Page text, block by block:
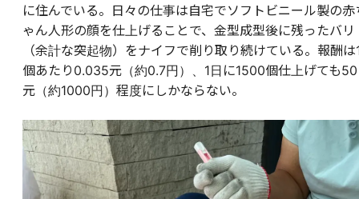
に住んでいる。日々の仕事は自宅でソフトビニール製の赤
ゃん人形の顔を仕上げることで、金型成型後に残ったバリ
（余計な突起物）をナイフで削り取り続けている。報酬は
個あたり0.035元（約0.7円）、1日に1500個仕上げても50
元（約1000円）程度にしかならない。